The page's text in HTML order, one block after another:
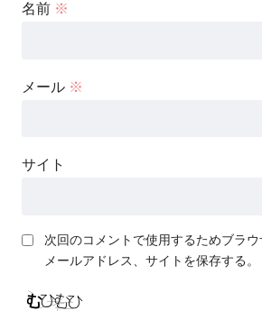
名前 ※
メール ※
サイト
次回のコメントで使用するためブラウ
メールアドレス、サイトを保存する。